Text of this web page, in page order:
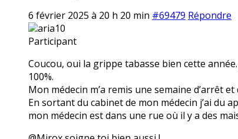
6 février 2025 à 20 h 20 min #69479 Répondre
aria10
Participant
Coucou, oui la grippe tabasse bien cette
100%.
Mon médecin m’a remis une semaine d’arrêt
En sortant du cabinet de mon médecin j’ai du
mon médecin est dans une rue où il y a des